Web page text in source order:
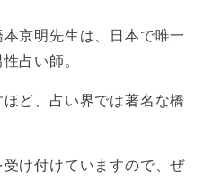
京明先生は、日本で唯一
占い師。
ど、占い界では著名な橋
け付けていますので、ぜ